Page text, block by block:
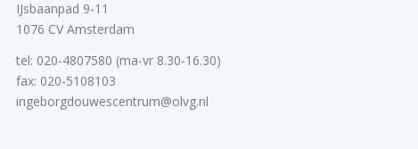
IJsbaanpad 9-11
1076 CV Amsterdam
tel: 020-4807580 (ma-vr 8.30-16.30)
fax: 020-5108103
ingeborgdouwescentrum@olvg.nl